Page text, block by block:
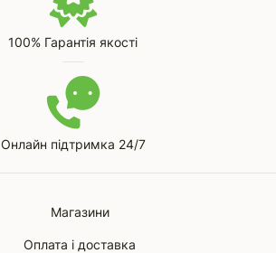
100% Гарантія якості
Онлайн підтримка 24/7
Магазини
Оплата і доставка